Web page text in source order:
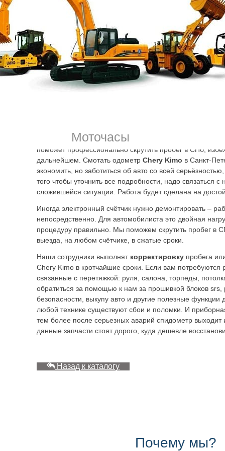
Моточасы
водителем, помогают контролировать ситуацию.
вмешательство может разрушить внутреннюю систему
что к самостоятельной смотке одометра лучше лишний
Последствия непрофессионального вмешательства:
машина может не заводиться попросту;
стрелка спидометра может заедать, давать
приборная панель может неожиданно выйти из
марки и модели машины. Обратиться к сотрудникам
поможет профессионально скрутить пробег в СПб,
дальнейшем. Смотать одометр Chery Kimo в Санкт-
экономить, но заботиться об авто со всей
того чтобы уточнить все подробности, надо связаться
сложившейся ситуации. Работа будет сделана на
Иногда электронный счётчик нужно демонтировать –
непосредственно. Для автомобилиста это двойная
процедуру правильно. Мы поможем скрутить пробег в
выезда, на любом счётчике, в сжатые сроки.
Наши сотрудники выполнят корректировку пробега
Chery Kimo в кротчайшие сроки. Если вам
связанные с перетяжкой: руля, салона, торпеды,
обратиться за помощью к нам за прошивкой блоков
безопасности, выкупу авто и другие полезные функции
любой технике существуют сбои и поломки. И
тем более после серьезных аварий спидометр выходит
данные запчасти стоят дорого, куда дешевле
Назад к каталогу
Почему мы?